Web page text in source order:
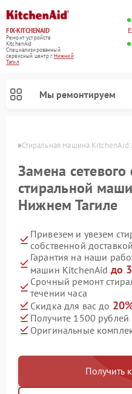
FIX-KITCHENAID
Ремонт устройств
KitchenAid
Специализированный
cервисный центр г.Нижний
Тагил
Мы ремонтируем
Стиральная машина KitchenAid
Замена
стиральной
Нижнем Тагиле
Привезем и увезем
собственной доставкой
Гарантия на наши
машин KitchenAid до
Срочный ремонт
течении часа
Скидка для вас до
Получите 1500
Оригинальные
Получить